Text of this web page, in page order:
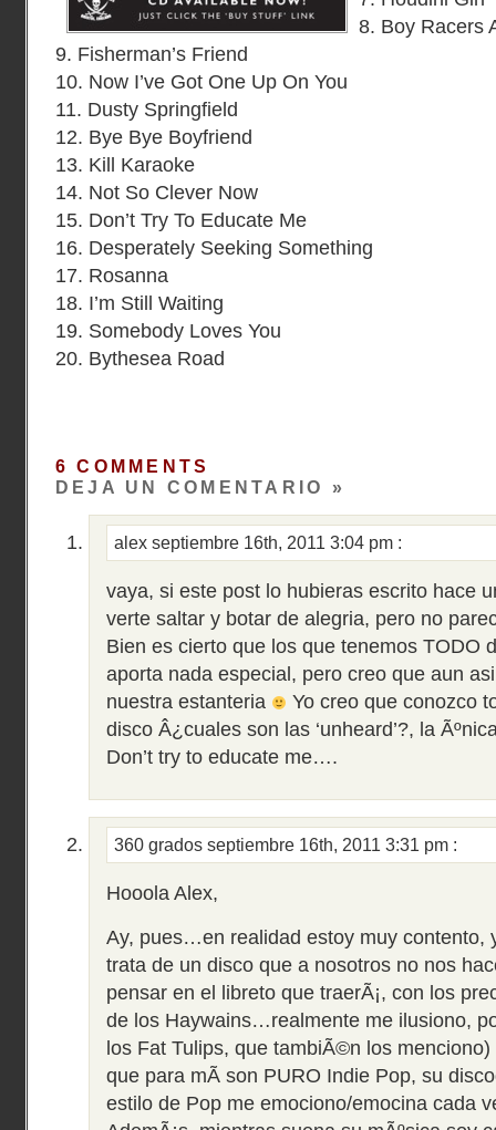
8. Boy Racers
9. Fisherman’s Friend
10. Now I’ve Got One Up On You
11. Dusty Springfield
12. Bye Bye Boyfriend
13. Kill Karaoke
14. Not So Clever Now
15. Don’t Try To Educate Me
16. Desperately Seeking Something
17. Rosanna
18. I’m Still Waiting
19. Somebody Loves You
20. Bythesea Road
6 COMMENTS
DEJA UN COMENTARIO »
alex septiembre 16th, 2011 3:04 pm :
vaya, si este post lo hubieras escrito hace
verte saltar y botar de alegria, pero no
Bien es cierto que los que tenemos TODO
aporta nada especial, pero creo que aun
nuestra estanteria
Yo creo que conozco
disco Â¿cuales son las ‘unheard’?, la
Don’t try to educate me….
360 grados septiembre 16th, 2011 3:31 pm :
Hooola Alex,
Ay, pues…en realidad estoy muy contento,
trata de un disco que a nosotros no nos
pensar en el libreto que traerÃ¡, con los
de los Haywains…realmente me ilusiono,
los Fat Tulips, que tambiÃ©n los
que para mÃ­ son PURO Indie Pop, su
estilo de Pop me emociono/emocina cada